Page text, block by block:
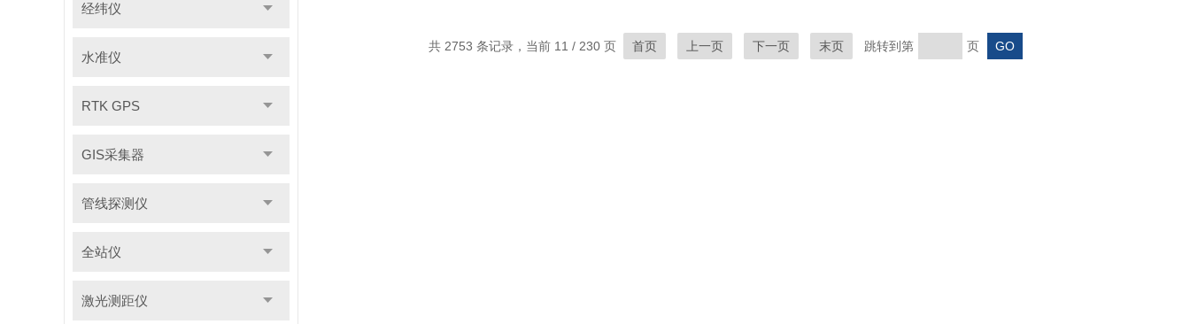
经纬仪
水准仪
RTK GPS
GIS采集器
管线探测仪
全站仪
激光测距仪
共 2753 条记录，当前 11 / 230 页 首页 上一页 下一页 末页 跳转到第 页